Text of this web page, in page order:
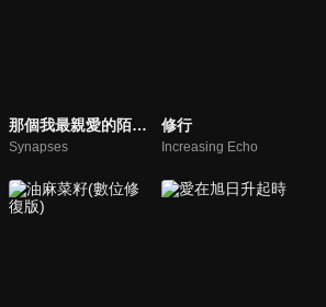
那個我最親愛的陌生人 預告
Synapses
修行
Increasing Echo